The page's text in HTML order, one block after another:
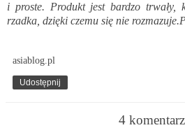
i proste. Produkt jest bardzo trwały,
rzadka, dzięki czemu się nie
asiablog.pl
Udostępnij
4